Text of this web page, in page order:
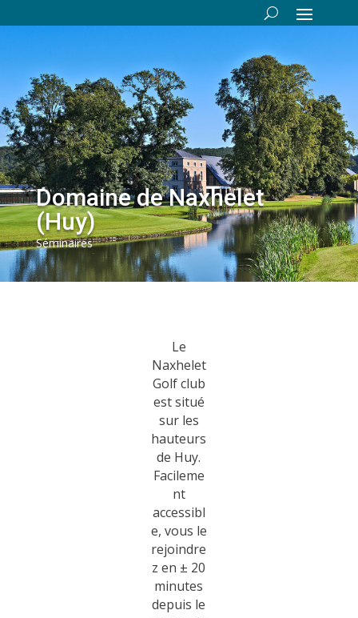
Domaine de Naxhelet
(Huy)
Séminaires
Le
Naxhelet
Golf club
est situé
sur les
hauteurs
de Huy.
Facileme
nt
accessibl
e, vous le
rejoindre
z en ± 20
minutes
depuis le